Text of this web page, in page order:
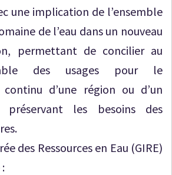
une implication de l’ensemble
de l’eau dans un nouveau
permettant de concilier au
des usages pour le
d’une région ou d’un
les besoins des
des Ressources en Eau (GIRE)